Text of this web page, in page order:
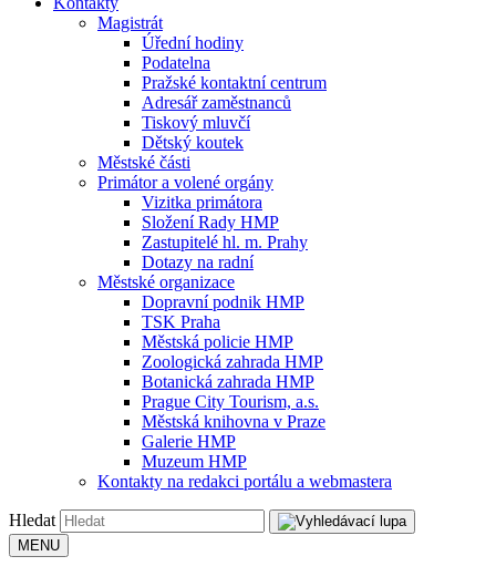
Magistrát
Úřední hodiny
Podatelna
Pražské kontaktní centrum
Adresář zaměstnanců
Tiskový mluvčí
Dětský koutek
Městské části
Primátor a volené orgány
Vizitka primátora
Složení Rady HMP
Zastupitelé hl. m. Prahy
Dotazy na radní
Městské organizace
Dopravní podnik HMP
TSK Praha
Městská policie HMP
Zoologická zahrada HMP
Botanická zahrada HMP
Prague City Tourism, a.s.
Městská knihovna v Praze
Galerie HMP
Muzeum HMP
Kontakty na redakci portálu a webmastera
Hledat
MENU